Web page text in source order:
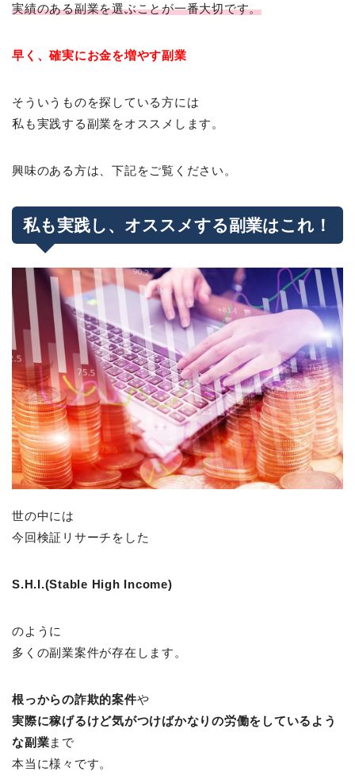
実績のある副業を選ぶことが一番大切です。
早く、確実にお金を増やす副業
そういうものを探している方には
私も実践する副業をオススメします。
興味のある方は、下記をご覧ください。
私も実践し、オススメする副業はこれ！
世の中には
今回検証リサーチをした
S.H.I.(Stable High Income)
のように
多くの副業案件が存在します。
根っからの詐欺的案件や
実際に稼げるけど気がつけばかなりの労働をしているよう
な副業まで
本当に様々です。